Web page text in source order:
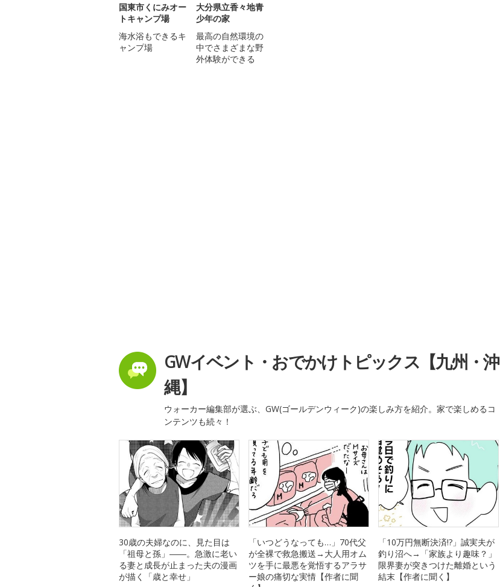
国東市くにみオー
トキャンプ場
海水浴もできるキ
ャンプ場
大分県立香々地青
少年の家
最高の自然環境の
中でさまざまな野
外体験ができる
GWイベント・おでかけトピックス【九州・沖
縄】
ウォーカー編集部が選ぶ、GW(ゴールデンウィーク)の楽しみ方を紹介。家で楽しめるコ
ンテンツも続々！
30歳の夫婦なのに、見た目は
「祖母と孫」――。急激に老い
る妻と成長が止まった夫の漫画
が描く「歳と幸せ」
「いつどうなっても…」70代父
が全裸で救急搬送→大人用オム
ツを手に最悪を覚悟するアラサ
ー娘の痛切な実情【作者に聞
「10万円無断決済!?」誠実夫が
釣り沼へ→「家族より趣味？」
限界妻が突きつけた離婚という
結末【作者に聞く】